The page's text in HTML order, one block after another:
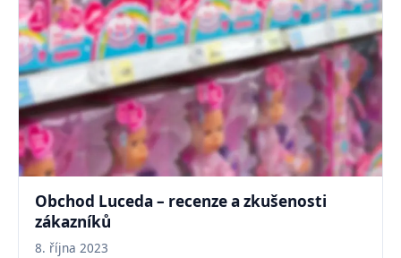
Obchod Luceda – recenze a zkušenosti
zákazníků
8. října 2023